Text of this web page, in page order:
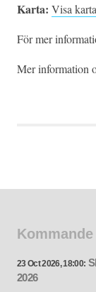
Karta: Visa karta
För mer
Mer information
23 Oct 2026, 18:00:
2026